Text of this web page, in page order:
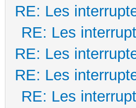
RE: Les
RE: Les
RE: Les
RE: Les
RE: Les